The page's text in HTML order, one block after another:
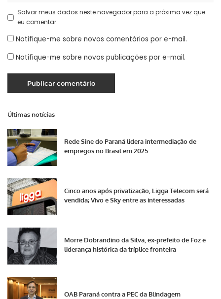
Salvar meus dados neste navegador para a próxima vez que
eu comentar.
Notifique-me sobre novos comentários por e-mail.
Notifique-me sobre novas publicações por e-mail.
Últimas notícias
Rede Sine do Paraná lidera intermediação de
empregos no Brasil em 2025
Cinco anos após privatização, Ligga Telecom será
vendida; Vivo e Sky entre as interessadas
Morre Dobrandino da Silva, ex-prefeito de Foz e
liderança histórica da tríplice fronteira
OAB Paraná contra a PEC da Blindagem